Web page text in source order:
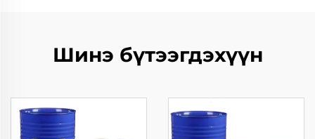
Шинэ бүтээгдэхүүн